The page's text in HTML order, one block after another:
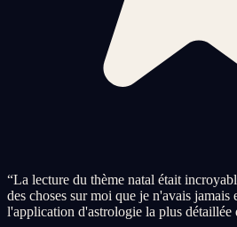
“La lecture du thème natal était
des choses sur moi que je n'avais jamais
l'application d'astrologie la plus détaillée